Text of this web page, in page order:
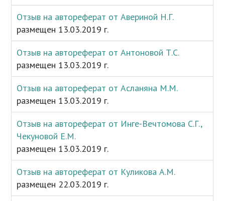
Отзыв на автореферат от Авериной Н.Г.
размещен 13.03.2019 г.
Отзыв на автореферат от Антоновой Т.С.
размещен 13.03.2019 г.
Отзыв на автореферат от Асланяна М.М.
размещен 13.03.2019 г.
Отзыв на автореферат от Инге-Вечтомова С.Г.,
Чекуновой Е.М.
размещен 13.03.2019 г.
Отзыв на автореферат от Куликова А.М.
размещен 22.03.2019 г.